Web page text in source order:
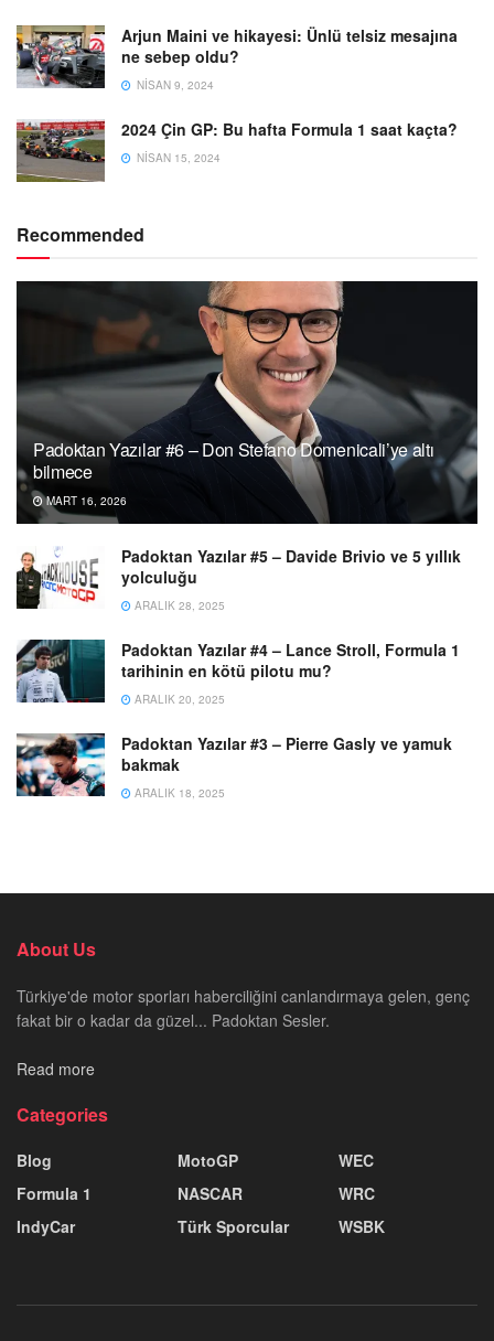
Arjun Maini ve hikayesi: Ünlü telsiz mesajına
ne sebep oldu?
NISAN 9, 2024
2024 Çin GP: Bu hafta Formula 1 saat kaçta?
NISAN 15, 2024
Recommended
Padoktan Yazılar #6 – Don Stefano Domenicali’ye altı
bilmece
MART 16, 2026
Padoktan Yazılar #5 – Davide Brivio ve 5 yıllık
yolculuğu
ARALIK 28, 2025
Padoktan Yazılar #4 – Lance Stroll, Formula 1
tarihinin en kötü pilotu mu?
ARALIK 20, 2025
Padoktan Yazılar #3 – Pierre Gasly ve yamuk
bakmak
ARALIK 18, 2025
About Us
Türkiye'de motor sporları haberciliğini canlandırmaya gelen, genç
fakat bir o kadar da güzel... Padoktan Sesler.
Read more
Categories
Blog
Formula 1
IndyCar
MotoGP
NASCAR
Türk Sporcular
WEC
WRC
WSBK